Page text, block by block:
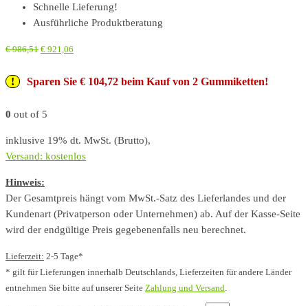
Schnelle Lieferung!
Ausführliche Produktberatung
€986,51 € 921,06
Sparen Sie € 104,72 beim Kauf von 2 Gummiketten!
0 out of 5
inklusive 19% dt. MwSt. (Brutto),
Versand: kostenlos
Hinweis:
Der Gesamtpreis hängt vom MwSt.-Satz des Lieferlandes und der
Kundenart (Privatperson oder Unternehmen) ab. Auf der Kasse-Seite
wird der endgültige Preis gegebenenfalls neu berechnet.
Lieferzeit: 2-5 Tage*
* gilt für Lieferungen innerhalb Deutschlands, Lieferzeiten für andere Länder
entnehmen Sie bitte auf unserer Seite Zahlung und Versand